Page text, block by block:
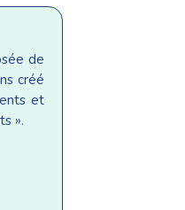
de
créé
et
».